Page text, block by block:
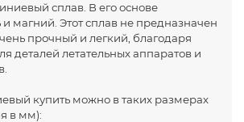
сплав. В его основе
магний. Этот сплав не предназначен
прочный и легкий, благодаря
деталей летательных аппаратов и
купить можно в таких размерах
в мм):